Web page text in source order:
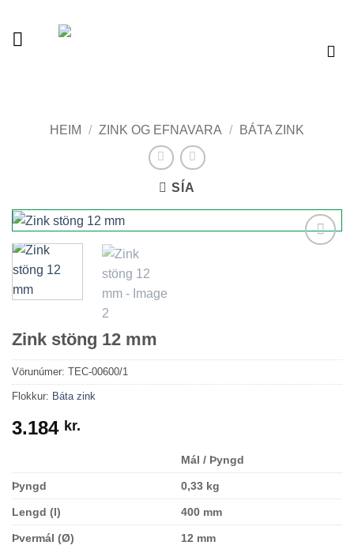
content
HEIM / ZINK OG EFNAVARA / BÁTA ZINK
SÍA
Zink stöng 12 mm
Vörunúmer: TEC-00600/1
Flokkur: Báta zink
3.184 kr.
Mál / Þyngd
Þyngd 0,33 kg
Lengd (l) 400 mm
Þvermál (Ø) 12 mm